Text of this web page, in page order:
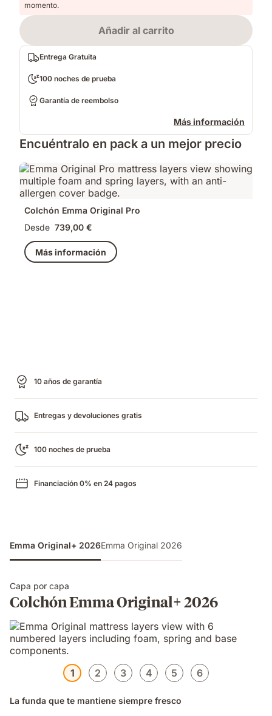
momento.
Añadir al carrito
Entrega Gratuita
100 noches de prueba
Garantía de reembolso
Más información
Encuéntralo en pack a un mejor precio
Colchón Emma Original Pro
Desde 739,00 €
Más información
10 años de garantía
Entregas y devoluciones gratis
100 noches de prueba
Financiación 0% en 24 pagos
Emma Original+ 2026Emma Original 2026
Capa por capa
Colchón Emma Original+ 2026
1 2 3 4 5 6
La funda que te mantiene siempre fresco